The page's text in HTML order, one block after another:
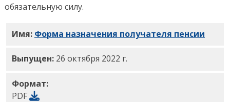
обязательную силу.
Имя: Форма назначения получателя пенсии
Выпущен: 26 октября 2022 г.
Формат:
PDF